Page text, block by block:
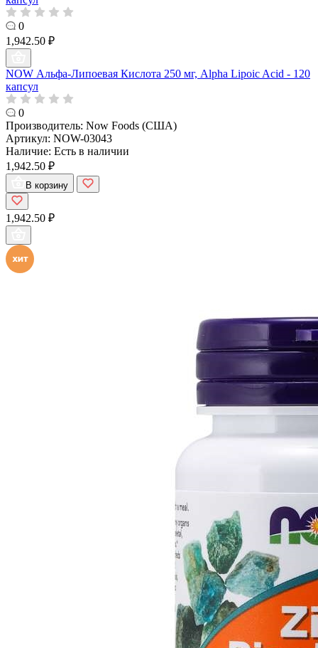
0
1,942.50 ₽
NOW Альфа-Липоевая Кислота 250 мг, Alpha Lipoic Acid - 120
капсул
0
Производитель: Now Foods (США)
Артикул: NOW-03043
Наличие: Есть в наличии
1,942.50 ₽
В корзину
1,942.50 ₽